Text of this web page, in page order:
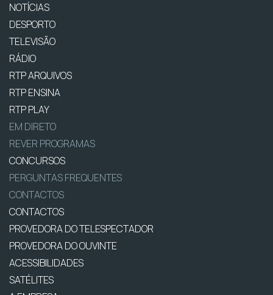
NOTÍCIAS
DESPORTO
TELEVISÃO
RÁDIO
RTP ARQUIVOS
RTP ENSINA
RTP PLAY
EM DIRETO
REVER PROGRAMAS
CONCURSOS
PERGUNTAS FREQUENTES
CONTACTOS
CONTACTOS
PROVEDORA DO TELESPECTADOR
PROVEDORA DO OUVINTE
ACESSIBILIDADES
SATÉLITES